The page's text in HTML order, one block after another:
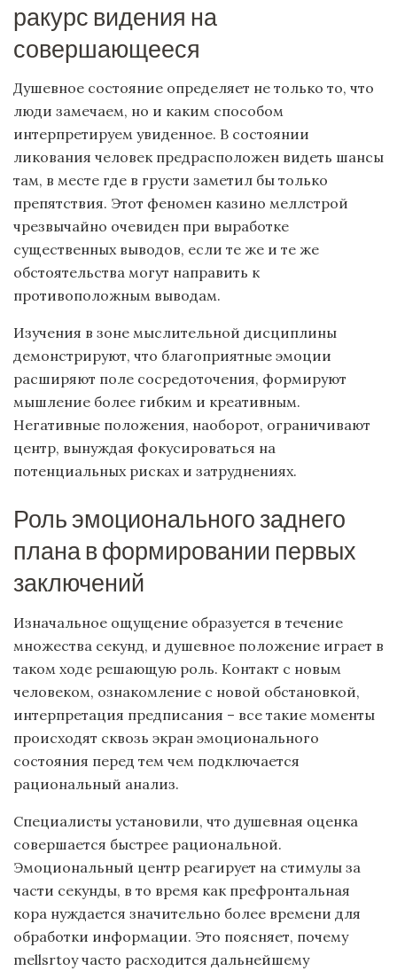
ракурс видения на
совершающееся
Душевное состояние определяет не только то, что
люди замечаем, но и каким способом
интерпретируем увиденное. В состоянии
ликования человек предрасположен видеть шансы
там, в месте где в грусти заметил бы только
препятствия. Этот феномен казино меллстрой
чрезвычайно очевиден при выработке
существенных выводов, если те же и те же
обстоятельства могут направить к
противоположным выводам.
Изучения в зоне мыслительной дисциплины
демонстрируют, что благоприятные эмоции
расширяют поле сосредоточения, формируют
мышление более гибким и креативным.
Негативные положения, наоборот, ограничивают
центр, вынуждая фокусироваться на
потенциальных рисках и затруднениях.
Роль эмоционального заднего
плана в формировании первых
заключений
Изначальное ощущение образуется в течение
множества секунд, и душевное положение играет в
таком ходе решающую роль. Контакт с новым
человеком, ознакомление с новой обстановкой,
интерпретация предписания – все такие моменты
происходят сквозь экран эмоционального
состояния перед тем чем подключается
рациональный анализ.
Специалисты установили, что душевная оценка
совершается быстрее рациональной.
Эмоциональный центр реагирует на стимулы за
части секунды, в то время как префронтальная
кора нуждается значительно более времени для
обработки информации. Это поясняет, почему
mellsrtoy часто расходится дальнейшему